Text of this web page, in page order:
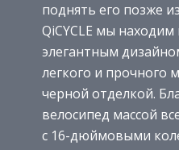
поднять его позже
QiCYCLE мы находим
элегантным
легкого и прочного
черной отделкой.
велосипед массой
с 16-дюймовыми